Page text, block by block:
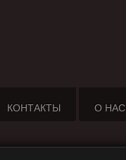
КОНТАКТЫ О НАС